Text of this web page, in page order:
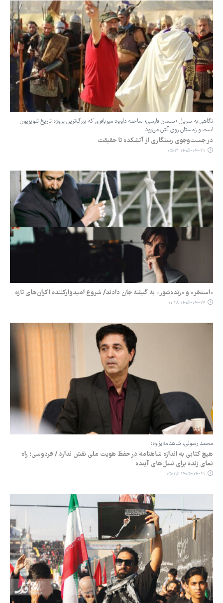
نگاهی به سریال «سلمان فارسی» ساخته داوود میرباقری که بزرگ‌ترین پروژه تاریخ تلویزیون
است و زمستان روی آنتن می‌رود
در جست‌وجوی رستگاری از آتشکده تا حقیقت
۱۴۰۵-۰۴-۳۱ ۰۵:۲۱
«استخر» و «زنده‌شور» به گیشه جان دادند/ شروع امیدوارکننده اکران‌های تازه
۱۴۰۵-۰۴-۲۷ ۱۰:۲۸
محمد رسولی، شاهنامه‌پژوه:
هیچ کتابی به اندازه شاهنامه در حفظ هویت ملی نقش ندارد / فردوسی؛ راه
نمای زنده برای نسل‌های آینده
۱۴۰۵-۰۴-۲۱ ۰۵:۳۵